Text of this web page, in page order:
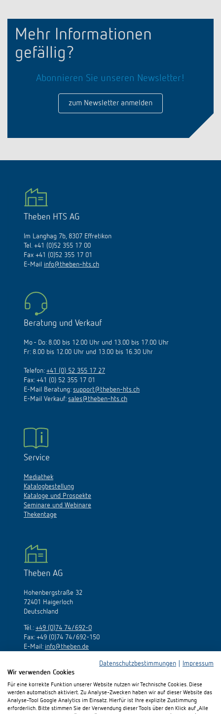
Mehr Informationen
gefällig?
Abonnieren Sie unseren Newsletter!
zum Newsletter anmelden
Theben HTS AG
Im Langhag 7b, 8307 Effretikon
Tel. +41 (0)52 355 17 00
Fax +41 (0)52 355 17 01
E-Mail info@theben-hts.ch
Beratung und Verkauf
Mo - Do: 8.00 bis 12.00 Uhr und 13.00 bis 17.00 Uhr
Fr: 8.00 bis 12.00 Uhr und 13.00 bis 16.30 Uhr
Telefon: +41 (0) 52 355 17 27
Fax: +41 (0) 52 355 17 01
E-Mail Beratung: support@theben-hts.ch
E-Mail Verkauf: sales@theben-hts.ch
Service
Mediathek
Katalogbestellung
Kataloge und Prospekte
Seminare und Webinare
Thekentage
Theben AG
Hohenbergstraße 32
72401 Haigerloch
Deutschland
Tél.: +49 (0)74 74/692-0
Fax: +49 (0)74 74/692-150
E-Mail: info@theben.de
Besuchen Sie uns auf:
Datenschutzbestimmungen
Impressum
Wir verwenden Cookies
Für eine korrekte Funktion unserer Website nutzen wir Technische Cookies. Diese
werden automatisch aktiviert. Zu Analyse-Zwecken haben wir auf dieser Website das
Analyse-Tool Google Analytics im Einsatz. Hierfür ist Ihre explizite Zustimmung
erforderlich. Bitte stimmen Sie der Verwendung dieser Tools über den Klick auf „Alle